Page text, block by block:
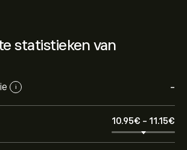
statistieken van
i -
10.95‎€‎ - 11.15‎€‎